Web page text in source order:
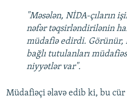
"Məsələn, NİDA-çıların
nəfər təqsirləndirilənin
müdafiə edirdi. Görünür,
bağlı tutulanları
niyyətlər var".
Müdafiəçi əlavə edib ki, bu cür